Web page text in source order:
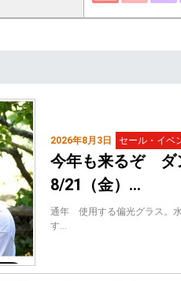
2026年8月3日 セール・イベ
今年も来るぞ ダ
8/21（金）…
通年 使用する偏光グラス。
す…